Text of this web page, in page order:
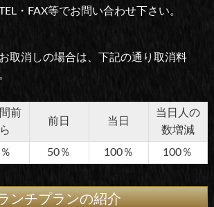
・FAX等でお問い合わせ下さい。
取消しの場合は、下記の通り取消料
前
前日 当日
当日人の
数増減
50％ 100％ 100％
ンチプランの紹介